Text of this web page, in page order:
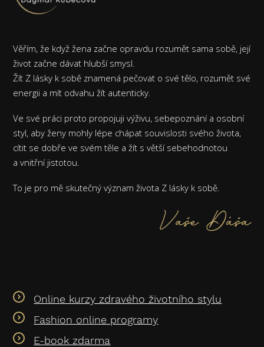
Věřím, že když žena začne opravdu rozumět sama sobě, její
život začne dávat hlubší smysl.
Žít Z lásky k sobě znamená pečovat o své tělo, rozumět své
energii a mít odvahu žít autenticky.
Ve své práci proto propojuji výživu, sebepoznání a osobní
styl, aby ženy mohly lépe chápat souvislosti svého života,
cítit se dobře ve svém těle a žít s větší sebehodnotou
a vnitřní jistotou.
To je pro mě skutečný význam života Z lásky k sobě.
Vaše Dáša
Online kurzy zdravého životního stylu
Fashion online programy
E-book zdarma